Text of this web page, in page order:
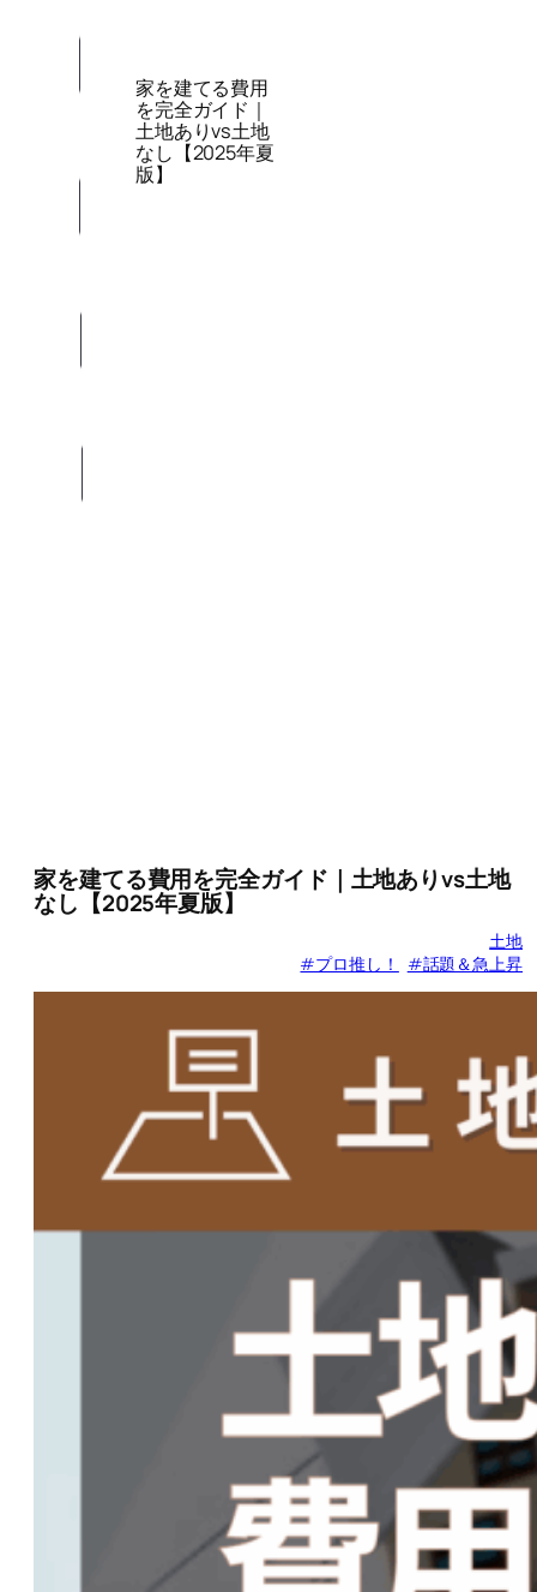
家を建てる費用
を完全ガイド｜
土地ありvs土地
なし【2025年夏
版】
家を建てる費用を完全ガイド｜土地ありvs土地
なし【2025年夏版】
土地
#プロ推し！
#話題＆急上昇